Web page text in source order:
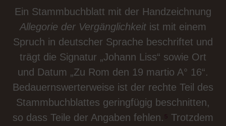
Ein Stammbuchblatt mit der Handzeichnung
Allegorie der Vergänglichkeit ist mit einem
Spruch in deutscher Sprache beschriftet und
trägt die Signatur „Johann Liss“ sowie Ort
und Datum „Zu Rom den 19 martio A° 16“.
Bedauernswerterweise ist der rechte Teil des
Stammbuchblattes geringfügig beschnitten,
so dass Teile der Angaben fehlen.⁵ Trotzdem